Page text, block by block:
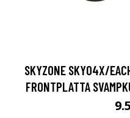
SKYZONE SKY04X/
FRONTPLATTA